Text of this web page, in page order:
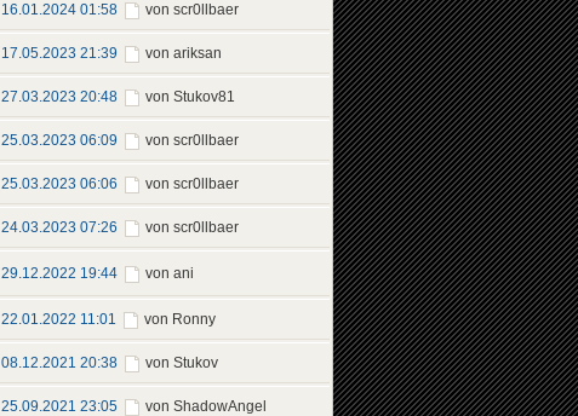
16.01.2024 01:58 von scr0llbaer
17.05.2023 21:39 von ariksan
27.03.2023 20:48 von Stukov81
25.03.2023 06:09 von scr0llbaer
25.03.2023 06:06 von scr0llbaer
24.03.2023 07:26 von scr0llbaer
29.12.2022 19:44 von ani
22.01.2022 11:01 von Ronny
08.12.2021 20:38 von Stukov
25.09.2021 23:05 von ShadowAngel